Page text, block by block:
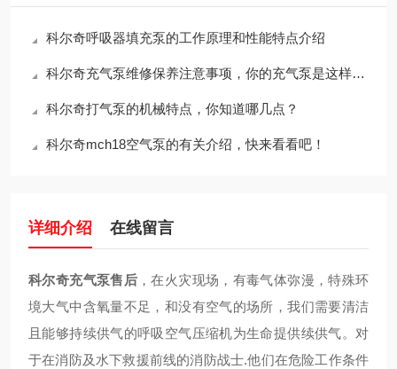
科尔奇呼吸器填充泵的工作原理和性能特点介绍
科尔奇充气泵维修保养注意事项，你的充气泵是这样养护的吗？
科尔奇打气泵的机械特点，你知道哪几点？
科尔奇mch18空气泵的有关介绍，快来看看吧！
详细介绍 在线留言
科尔奇充气泵售后 ，在火灾现场，有毒气体弥漫，特殊环
境大气中含氧量不足，和没有空气的场所，我们需要清洁
且能够持续供气的呼吸空气压缩机为生命提供续供气。对
于在消防及水下救援前线的消防战士.他们在危险工作条件